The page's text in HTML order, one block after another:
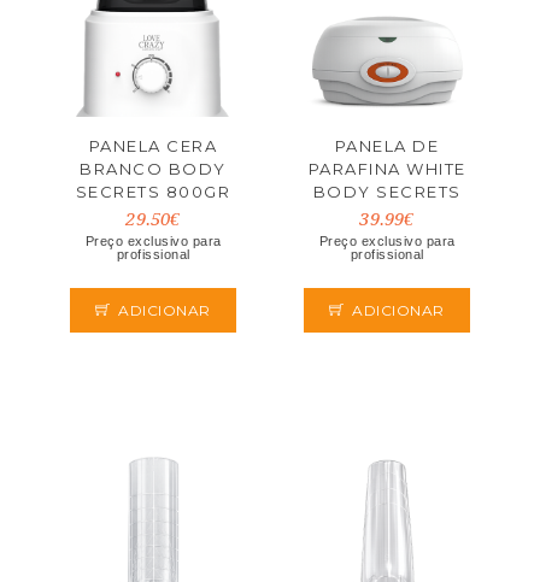
PANELA CERA
BRANCO BODY
SECRETS 800GR
29.50€
Preço exclusivo para
profissional
ADICIONAR
PANELA DE
PARAFINA WHITE
BODY SECRETS
39.99€
Preço exclusivo para
profissional
ADICIONAR